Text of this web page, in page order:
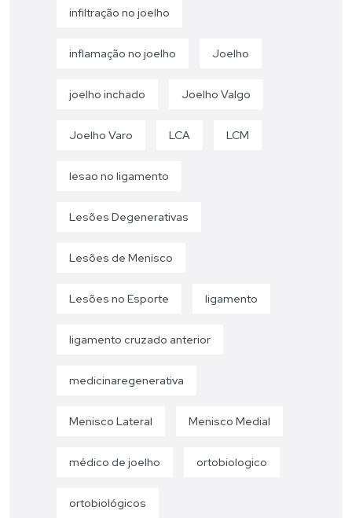
infiltração no joelho
inflamação no joelho Joelho
joelho inchado Joelho Valgo
Joelho Varo LCA LCM
lesao no ligamento
Lesões Degenerativas
Lesões de Menisco
Lesões no Esporte ligamento
ligamento cruzado anterior
medicinaregenerativa
Menisco Lateral Menisco Medial
médico de joelho ortobiologico
ortobiológicos